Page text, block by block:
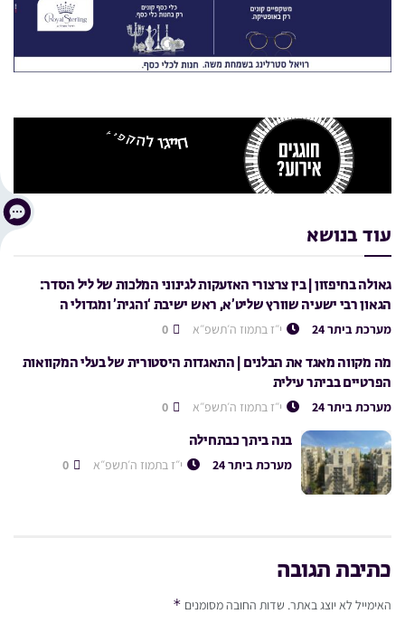
עוד בנושא
גאולה בחיפזון | בין צרצורי האזעקות לגינוני המלכות של ליל הסדר:
הגאון רבי ישעיה שוורץ שליט’א, ראש ישיבת ‘והגית’ ומגדולי ה
מערכת ביתר 24 י״ז בתמוז ה׳תשפ״א
מה מקווה מאגד את הבלנים | התאגדות היסטורית של בעלי המקוואות
הפרטיים בביתר עילית
מערכת ביתר 24 י״ז בתמוז ה׳תשפ״א
בנה ביתך כבתחילה
מערכת ביתר 24 י״ז בתמוז ה׳תשפ״א
כתיבת תגובה
האימייל לא יוצג באתר. שדות החובה מסומנים *